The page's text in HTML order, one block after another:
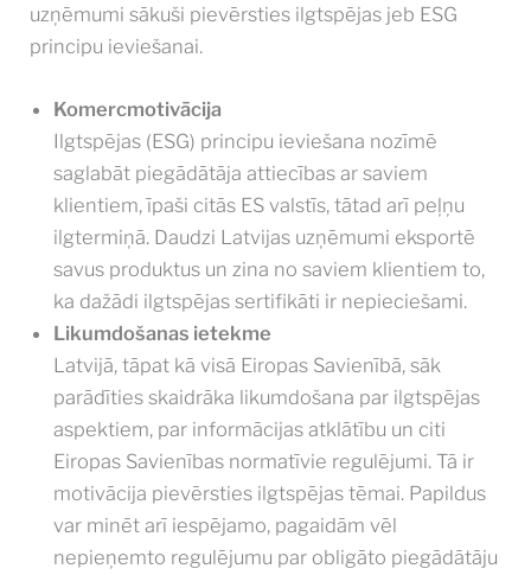
uzņēmumi sākuši pievērsties ilgtspējas jeb ESG
principu ieviešanai.
Komercmotivācija
Ilgtspējas (ESG) principu ieviešana nozīmē
saglabāt piegādātāja attiecības ar saviem
klientiem, īpaši citās ES valstīs, tātad arī peļņu
ilgtermiņā. Daudzi Latvijas uzņēmumi eksportē
savus produktus un zina no saviem klientiem to,
ka dažādi ilgtspējas sertifikāti ir nepieciešami.
Likumdošanas ietekme
Latvijā, tāpat kā visā Eiropas Savienībā, sāk
parādīties skaidrāka likumdošana par ilgtspējas
aspektiem, par informācijas atklātību un citi
Eiropas Savienības normatīvie regulējumi. Tā ir
motivācija pievērsties ilgtspējas tēmai. Papildus
var minēt arī iespējamo, pagaidām vēl
nepieņemto regulējumu par obligāto piegādātāju